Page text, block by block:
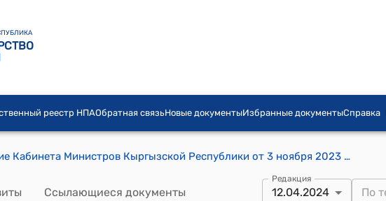
реестр НПАОбратная связьНовые документыИзбранные документыСправка
Постановление Кабинета Министров Кыргызской Республики от 3 ноября 2023 года № 591 "О внесении изменений в некоторые постановления Правительства Кыргызской Республики в сфере регистрации населения"
Ссылающиеся документы
Редакция
12.04.2024